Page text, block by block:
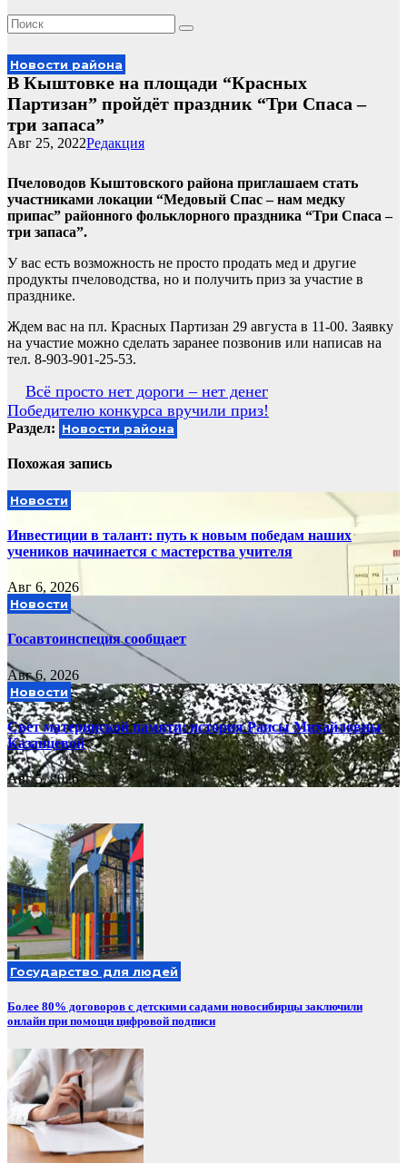
Новости района
В Кыштовке на площади “Красных
Партизан” пройдёт праздник “Три Спаса –
три запаса”
Редакция
Авг 25, 2022
Пчеловодов Кыштовского района приглашаем стать
участниками локации “Медовый Спас – нам медку
припас” районного фольклорного праздника “Три Спаса –
три запаса”.
У вас есть возможность не просто продать мед и другие
продукты пчеловодства, но и получить приз за участие в
празднике.
Ждем вас на пл. Красных Партизан 29 августа в 11-00. Заявку
на участие можно сделать заранее позвонив или написав на
тел. 8-903-901-25-53.
Навигация
по
записям
Всё просто нет дороги – нет денег
Победителю конкурса вручили приз!
Раздел: Новости района
Похожая запись
Новости
Инвестиции в талант: путь к новым победам наших
учеников начинается с мастерства учителя
Авг 6, 2026
Новости
Госавтоинспеция сообщает
Авг 6, 2026
Новости
Свет материнской памяти: история Раисы Михайловны
Казанцевой
Авг 5, 2026
Государство для людей
Более 80% договоров с детскими садами новосибирцы заключили
онлайн при помощи цифровой подписи